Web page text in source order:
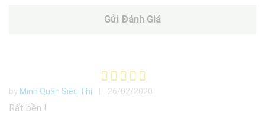
Được xếp
by Minh Quân Siêu Thị 26/02/2020
Rất bền !